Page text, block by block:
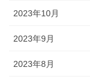
2023年10月
2023年9月
2023年8月